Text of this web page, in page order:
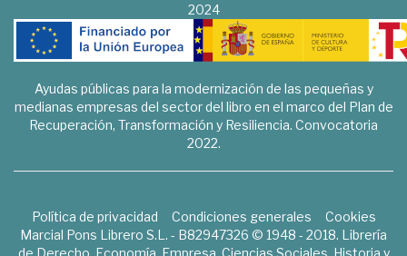
2024
Ayudas públicas para la modernización de las pequeñas y
medianas empresas del sector del libro en el marco del Plan de
Recuperación, Transformación y Resiliencia. Convocatoria
2022.
Política de privacidad Condiciones generales
Cookies
Marcial Pons Librero S.L. - B82947326 © 1948 - 2018. Librería
de Derecho, Economía, Empresa, Ciencias Sociales, Historia y